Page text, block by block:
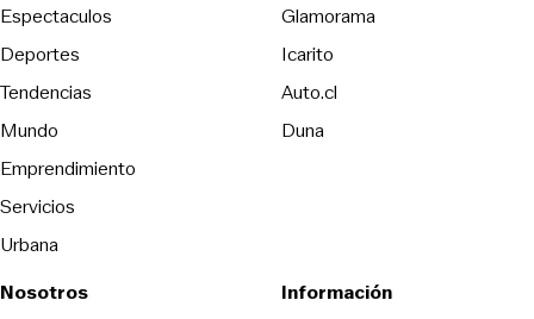
Espectaculos
Deportes
Tendencias
Mundo
Emprendimiento
Servicios
Urbana
Glamorama
Icarito
Auto.cl
DunaOpens in new window
Nosotros
Información